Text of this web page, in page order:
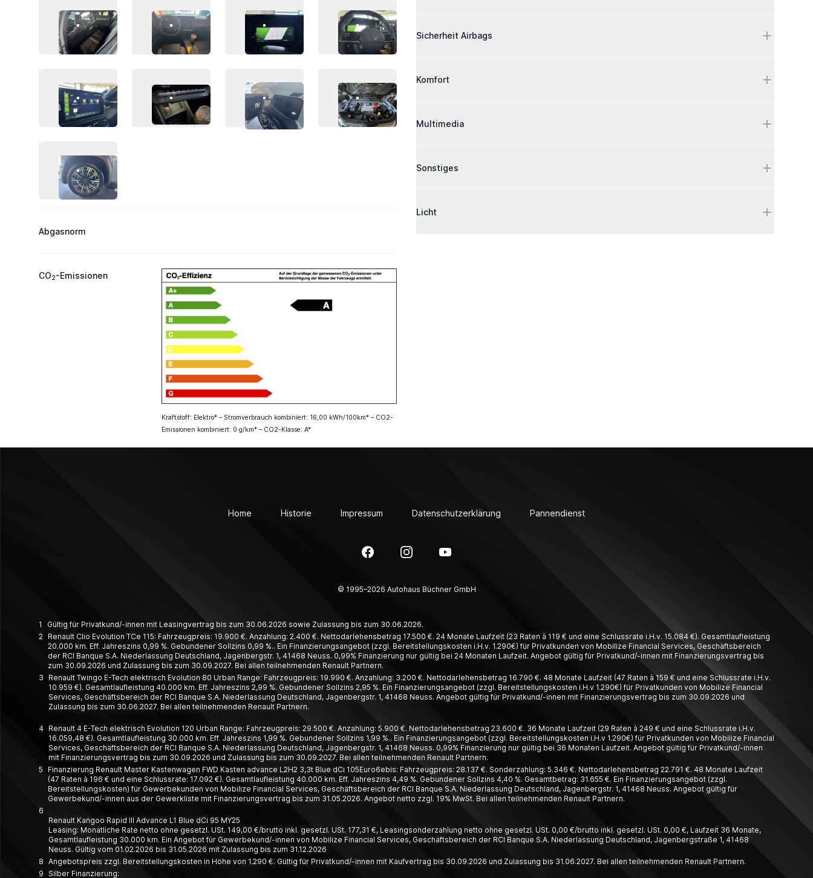
Abgasnorm
CO2-Emissionen
Kraftstoff: Elektro* – Stromverbrauch kombiniert: 16,00 kWh/100km* – CO2-
Emissionen kombiniert: 0 g/km* – CO2-Klasse: A*
FAHRZEUG-BILD 5 FAHRZEUG-BILD 6 FAHRZEUG-BILD 7 FAHRZEUG-BILD 8
FAHRZEUG-BILD 9 FAHRZEUG-BILD 10 FAHRZEUG-BILD 11 FAHRZEUG-BILD 12
FAHRZEUG-BILD 13
Sicherheit Airbags
Komfort
Multimedia
Sonstiges
Licht
Home Historie Impressum Datenschutzerklärung Pannendienst
FacebookInstagramYouTube
© 1995–2026 Autohaus Büchner GmbH
1
Gültig für Privatkund/-innen mit Leasingvertrag bis zum 30.06.2026 sowie Zulassung bis zum 30.06.2026.
2 Renault Clio Evolution TCe 115: Fahrzeugpreis: 19.900 €. Anzahlung: 2.400 €. Nettodarlehensbetrag 17.500 €. 24 Monate Laufzeit (23 Raten à 119 € und eine Schlussrate i.H.v. 15.084 €). Gesamtlaufleistung
20.000 km. Eff. Jahreszins 0,99 %. Gebundener Sollzins 0,99 %.. Ein Finanzierungsangebot (zzgl. Bereitstellungskosten i.H.v. 1.290€) für Privatkunden von Mobilize Financial Services, Geschäftsbereich
der RCI Banque S.A. Niederlassung Deutschland, Jagenbergstr. 1, 41468 Neuss. 0,99% Finanzierung nur gültig bei 24 Monaten Laufzeit. Angebot gültig für Privatkund/-innen mit Finanzierungsvertrag bis
zum 30.09.2026 und Zulassung bis zum 30.09.2027. Bei allen teilnehmenden Renault Partnern.
3
Renault Twingo E-Tech elektrisch Evolution 80 Urban Range: Fahrzeugpreis: 19.990 €. Anzahlung: 3.200 €. Nettodarlehensbetrag 16.790 €. 48 Monate Laufzeit (47 Raten à 159 € und eine Schlussrate i.H.v.
10.959 €). Gesamtlaufleistung 40.000 km. Eff. Jahreszins 2,99 %. Gebundener Sollzins 2,95 %. Ein Finanzierungsangebot (zzgl. Bereitstellungskosten i.H.v 1.290€) für Privatkunden von Mobilize Financial
Services, Geschäftsbereich der RCI Banque S.A. Niederlassung Deutschland, Jagenbergstr. 1, 41468 Neuss. Angebot gültig für Privatkund/-innen mit Finanzierungsvertrag bis zum 30.09.2026 und
Zulassung bis zum 30.06.2027. Bei allen teilnehmenden Renault Partnern.
4 Renault 4 E-Tech elektrisch Evolution 120 Urban Range: Fahrzeugpreis: 29.500 €. Anzahlung: 5.900 €. Nettodarlehensbetrag 23.600 €. 36 Monate Laufzeit (29 Raten à 249 € und eine Schlussrate i.H.v.
16.059,48 €). Gesamtlaufleistung 30.000 km. Eff. Jahreszins 1,99 %. Gebundener Sollzins 1,99 %.. Ein Finanzierungsangebot (zzgl. Bereitstellungskosten i.H.v 1.290€) für Privatkunden von Mobilize Financial
Services, Geschäftsbereich der RCI Banque S.A. Niederlassung Deutschland, Jagenbergstr. 1, 41468 Neuss. 0,99% Finanzierung nur gültig bei 36 Monaten Laufzeit. Angebot gültig für Privatkund/-innen
mit Finanzierungsvertrag bis zum 30.09.2026 und Zulassung bis zum 30.09.2027. Bei allen teilnehmenden Renault Partnern.
5
Finanzierung Renault Master Kastenwagen FWD Kasten advance L2H2 3,3t Blue dCi 105Euro6ebis: Fahrzeugpreis: 28.137 €. Sonderzahlung: 5.346 €. Nettodarlehensbetrag 22.791 €. 48 Monate Laufzeit
(47 Raten à 196 € und eine Schlussrate: 17.092 €). Gesamtlaufleistung 40.000 km. Eff. Jahreszins 4,49 %. Gebundener Sollzins 4,40 %. Gesamtbetrag: 31.655 €. Ein Finanzierungsangebot (zzgl.
Bereitstellungskosten) für Gewerbekunden von Mobilize Financial Services, Geschäftsbereich der RCI Banque S.A. Niederlassung Deutschland, Jagenbergstr. 1, 41468 Neuss. Angebot gültig für
Gewerbekund/-innen aus der Gewerkliste mit Finanzierungsvertrag bis zum 31.05.2026. Angebot netto zzgl. 19% MwSt. Bei allen teilnehmenden Renault Partnern.
6
Renault Kangoo Rapid III Advance L1 Blue dCi 95 MY25
Leasing: Monatliche Rate netto ohne gesetzl. USt. 149,00 €/brutto inkl. gesetzl. USt. 177,31 €, Leasing­­sonder­zahlung netto ohne gesetzl. USt. 0,00 €/brutto inkl. gesetzl. USt. 0,00 €, Laufzeit 36 Monate,
Gesamt­laufleistung 30.000 km. Ein Angebot für Gewerbe­kund/-innen von Mobilize Financial Services, Geschäfts­bereich der RCI Banque S.A. Nieder­lassung Deutschland, Jagen­berg­straße 1, 41468
Neuss. Gültig vom 01.02.2026 bis 31.05.2026 mit Zulassung bis zum 31.12.2026
8 Angebotspreis zzgl. Bereitstellungskosten in Höhe von 1.290 €. Gültig für Privatkund/-innen mit Kaufvertrag bis 30.09.2026 und Zulassung bis 31.06.2027. Bei allen teilnehmenden Renault Partnern.
9
Silber Finanzierung: